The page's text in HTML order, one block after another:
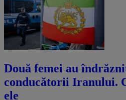
Două femei au
conducătorii Iranului.
ele